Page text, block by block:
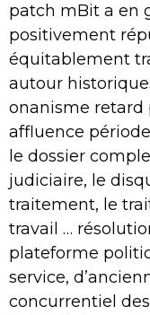
patch mBit a en
positivement
équitablement
autour
onanisme retard
affluence
le dossier
judiciaire, le
traitement, le
travail …
plateforme
service,
concurrentiel